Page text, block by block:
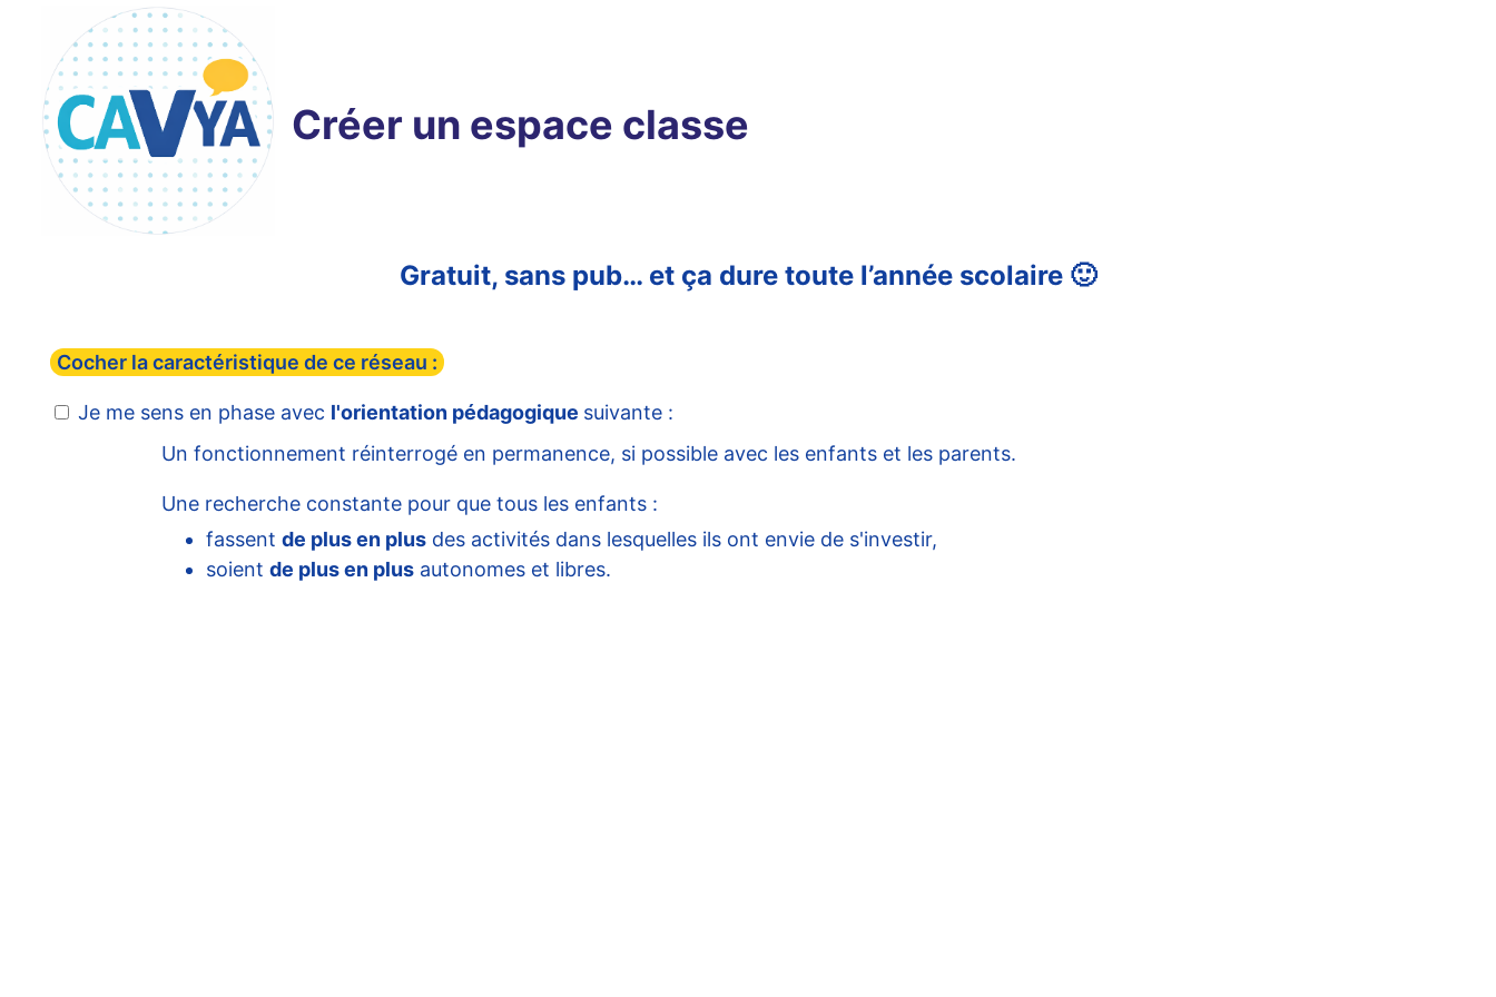
Créer un espace classe
Gratuit, sans pub… et ça dure toute l’année scolaire 🙂
Cocher la caractéristique de ce réseau :
Je me sens en phase avec l'orientation pédagogique suivante :
Un fonctionnement réinterrogé en permanence, si possible avec les enfants et les parents.
Une recherche constante pour que tous les enfants :
fassent de plus en plusdes activités dans lesquelles ils ont envie de s'investir,
soient de plus en plusautonomes et libres.